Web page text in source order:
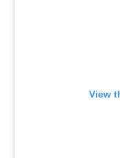
View